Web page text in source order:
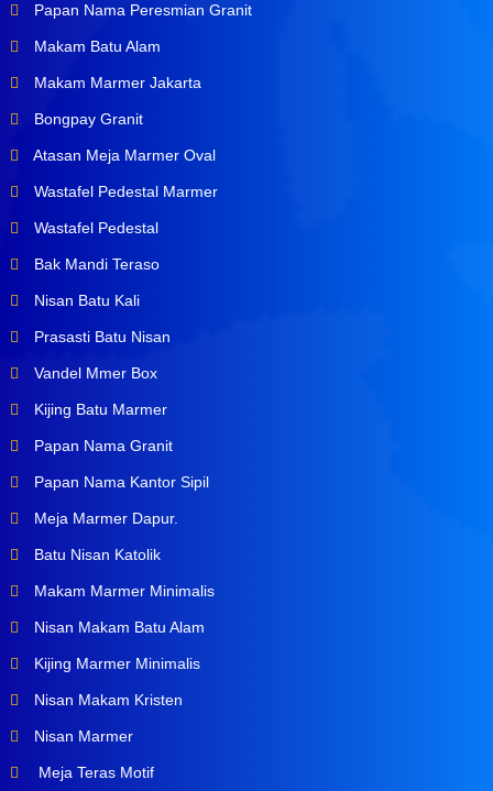
Papan Nama Peresmian Granit
Makam Batu Alam
Makam Marmer Jakarta
Bongpay Granit
Atasan Meja Marmer Oval
Wastafel Pedestal Marmer
Wastafel Pedestal
Bak Mandi Teraso
Nisan Batu Kali
Prasasti Batu Nisan
Vandel Mmer Box
Kijing Batu Marmer
Papan Nama Granit
Papan Nama Kantor Sipil
Meja Marmer Dapur.
Batu Nisan Katolik
Makam Marmer Minimalis
Nisan Makam Batu Alam
Kijing Marmer Minimalis
Nisan Makam Kristen
Nisan Marmer
Meja Teras Motif